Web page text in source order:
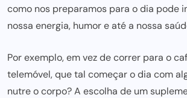
como nos preparamos para o dia pode
nossa energia, humor e até a nossa
Por exemplo, em vez de correr para o
telemóvel, que tal começar o dia com
nutre o corpo? A escolha de um